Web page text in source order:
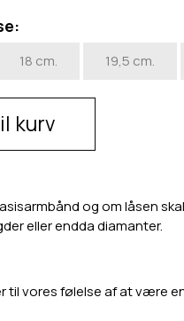
18 cm. 19,5 cm.
kurv
og om låsen
eller endda diamanter.
vores følelse af at være